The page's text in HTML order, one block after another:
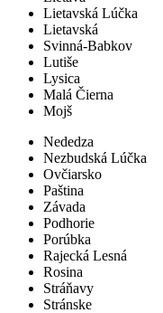
Lietavská Lúčka
Lietavská
Svinná-Babkov
Lutiše
Lysica
Malá Čierna
Mojš
Nededza
Nezbudská Lúčka
Ovčiarsko
Paština
Závada
Podhorie
Porúbka
Rajecká Lesná
Rosina
Stráňavy
Stránske